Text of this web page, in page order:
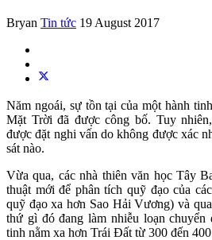
Bryan Tin tức 19 August 2017
Năm ngoái, sự tồn tại của một hành
Mặt Trời đã được công bố. Tuy
được đặt nghi vấn do không được xác
sát nào.
Vừa qua, các nhà thiên văn học Tây
thuật mới để phân tích quỹ đạo của
quỹ đạo xa hơn Sao Hải Vương) và
thứ gì đó đang làm nhiễu loạn chuyển
tinh nằm xa hơn Trái Đất từ 300 đến